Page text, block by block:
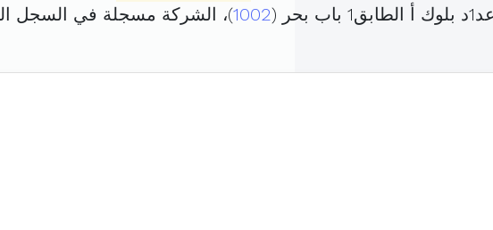
(
1002)، الشركة مسجلة في السجل